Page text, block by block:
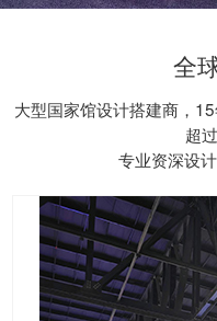
全
大型国家馆设计搭建商，
超
专业资深设